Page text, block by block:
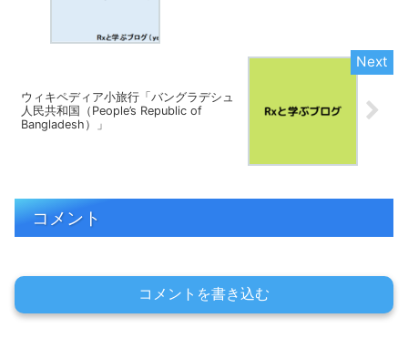
ウィキペディア小旅行「バングラデシュ
人民共和国（People’s Republic of
Bangladesh）」
コメント
コメントを書き込む